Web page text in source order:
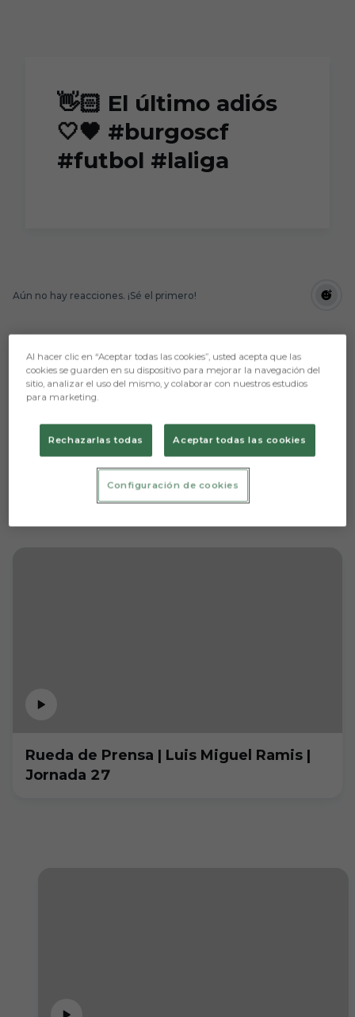
👋🏻 El último adiós
🤍🖤 #burgoscf
#futbol #laliga
Aún no hay reacciones. ¡Sé el primero!
Rueda de Prensa | Luis Miguel Ramis |
Jornada 27
Al hacer clic en “Aceptar todas las cookies”, usted acepta que las
cookies se guarden en su dispositivo para mejorar la navegación del
sitio, analizar el uso del mismo, y colaborar con nuestros estudios
para marketing.
Rechazarlas todas Aceptar todas las cookies
Configuración de cookies